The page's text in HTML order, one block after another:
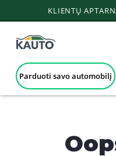
KLIENTŲ
Parduoti savo automobilį